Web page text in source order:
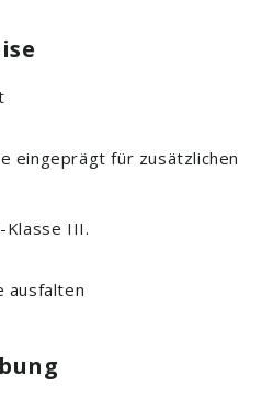
eingeprägt für zusätzlichen
Klasse III.
ausfalten